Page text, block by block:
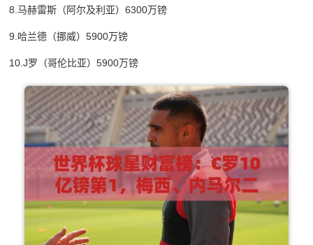
8.马赫雷斯（阿尔及利亚）6300万镑
9.哈兰德（挪威）5900万镑
10.J罗（哥伦比亚）5900万镑